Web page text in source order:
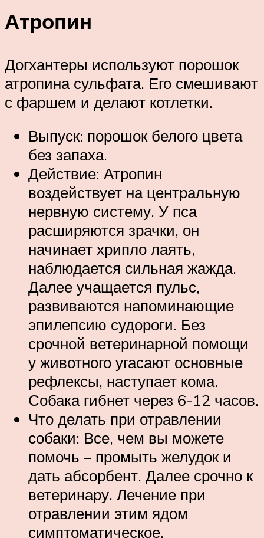
Атропин
Догхантеры используют порошок
атропина сульфата. Его смешивают
с фаршем и делают котлетки.
Выпуск: порошок белого цвета
без запаха.
Действие: Атропин
воздействует на центральную
нервную систему. У пса
расширяются зрачки, он
начинает хрипло лаять,
наблюдается сильная жажда.
Далее учащается пульс,
развиваются напоминающие
эпилепсию судороги. Без
срочной ветеринарной помощи
у животного угасают основные
рефлексы, наступает кома.
Собака гибнет через 6-12 часов.
Что делать при отравлении
собаки: Все, чем вы можете
помочь – промыть желудок и
дать абсорбент. Далее срочно к
ветеринару. Лечение при
отравлении этим ядом
симптоматическое.